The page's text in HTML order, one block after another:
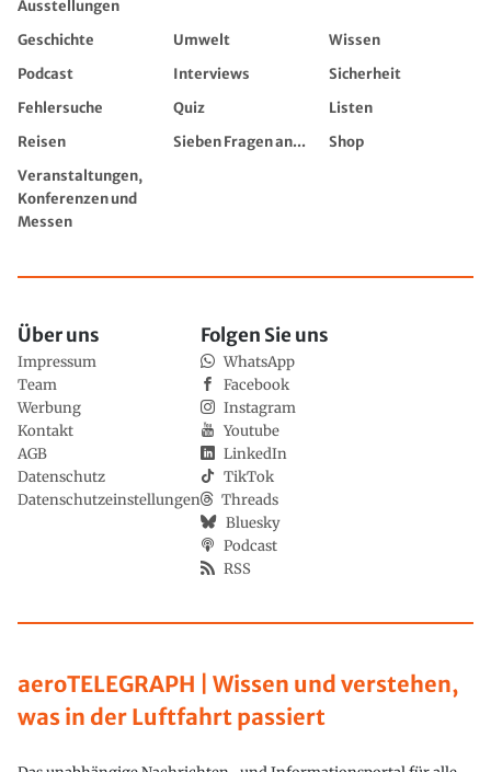
Ausstellungen
Geschichte Umwelt
Wissen
Podcast
Interviews
Sicherheit
Fehlersuche
Quiz
Listen
Reisen
Sieben Fragen an...
Shop
Veranstaltungen,
Konferenzen und
Messen
aeroTELEGRAPH | Wissen und verstehen,
was in der Luftfahrt passiert
Über uns
Impressum
Team
Werbung
Kontakt
AGB
Datenschutz
Datenschutzeinstellungen
Folgen Sie uns
WhatsApp
Facebook
Instagram
Youtube
LinkedIn
TikTok
Threads
Bluesky
Podcast
RSS